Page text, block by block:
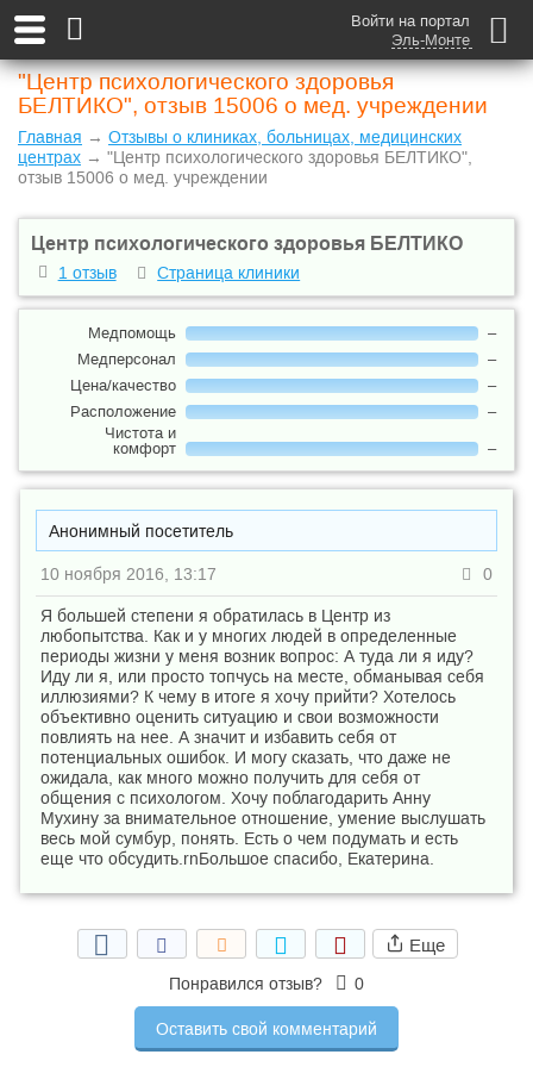
Войти на портал
Эль-Монте
"Центр психологического здоровья
БЕЛТИКО", отзыв 15006 о мед. учреждении
Главная → Отзывы о клиниках, больницах, медицинских
центрах → "Центр психологического здоровья БЕЛТИКО",
отзыв 15006 о мед. учреждении
Центр психологического здоровья БЕЛТИКО
1 отзыв Страница клиники
Медпомощь
–
Медперсонал
–
Цена/качество
–
Расположение
–
Чистота и
комфорт
–
Анонимный посетитель
0
10 ноября 2016, 13:17
Я большей степени я обратилась в Центр из
любопытства. Как и у многих людей в определенные
периоды жизни у меня возник вопрос: А туда ли я иду?
Иду ли я, или просто топчусь на месте, обманывая себя
иллюзиями? К чему в итоге я хочу прийти? Хотелось
объективно оценить ситуацию и свои возможности
повлиять на нее. А значит и избавить себя от
потенциальных ошибок. И могу сказать, что даже не
ожидала, как много можно получить для себя от
общения с психологом. Хочу поблагодарить Анну
Мухину за внимательное отношение, умение выслушать
весь мой сумбур, понять. Есть о чем подумать и есть
еще что обсудить.rnБольшое спасибо, Екатерина.
Еще
Понравился отзыв? 0
Оставить свой комментарий